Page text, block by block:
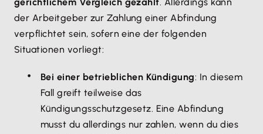
der Arbeitgeber zur Zahlung einer Abfindung
verpflichtet sein, sofern eine der folgenden
Situationen vorliegt:
Bei einer betrieblichen Kündigung: In diesem
Fall greift teilweise das
Kündigungsschutzgesetz. Eine Abfindung
musst du allerdings nur zahlen, wenn du dies